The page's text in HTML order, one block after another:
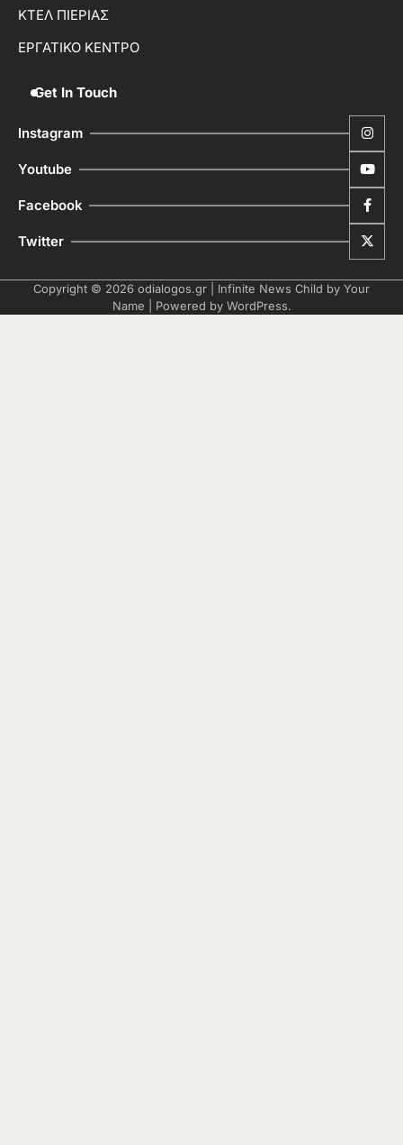
ΚΤΕΛ ΠΙΕΡΙΑΣ
ΕΡΓΑΤΙΚΟ ΚΕΝΤΡΟ
Get In Touch
Instagram
Youtube
Facebook
Twitter
Copyright © 2026 odialogos.gr | Infinite News Child by Your
Name | Powered by WordPress.